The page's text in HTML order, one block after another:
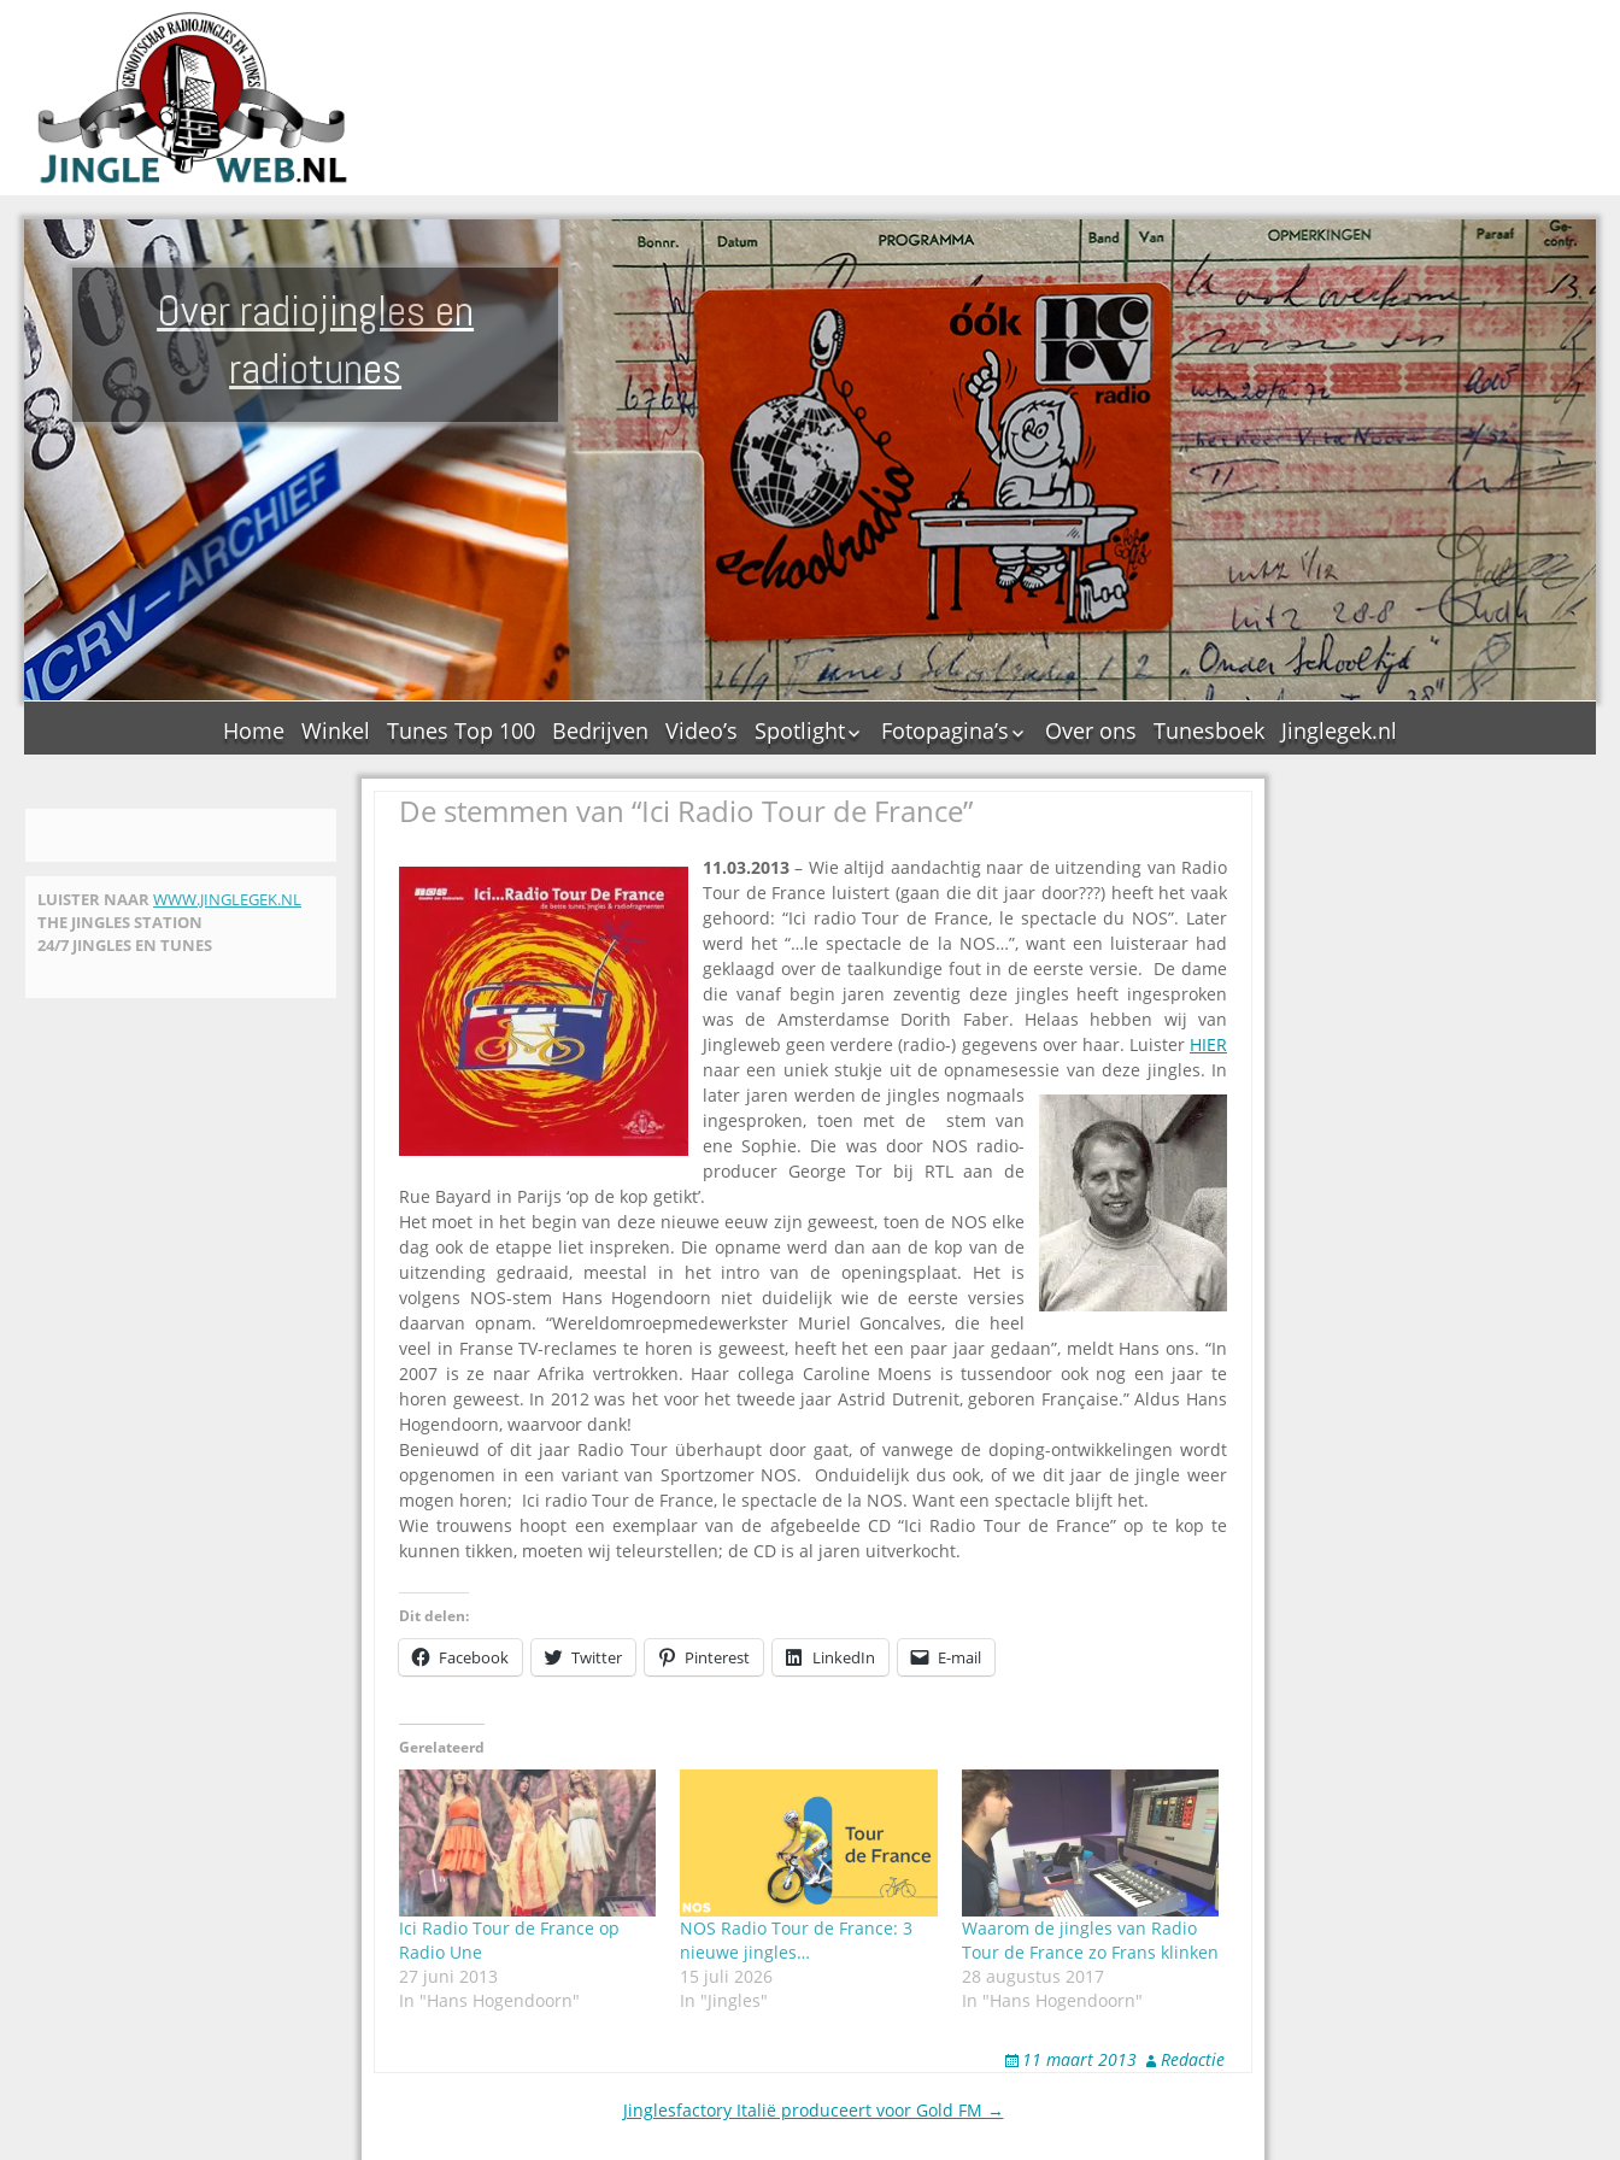
Over radiojingles en
radiotunes
Home Winkel Tunes Top 100 Bedrijven Video’s
Spotlight
De Tourflitsjingle –
wie zijn de makers?
Jingledemo’s en hun
Dallas jingle city
De Tourtune
Ferry Maat 65
Ferry Maat interview
Jingle Awards
Jingle NIEUW
Omroepbanden
Stoomfluit Klaas
Vaak
Uitvinding
jinglecassette
Fotopagina’s
JAM in pictures
PAMS in pictures
Pepper & Tanner in
pictures
Top Format in
pictures
Dik Voormekaar in
foto’s
Over ons Tunesboek Jinglegek.nl
LUISTER NAAR WWW.JINGLEGEK.NL
THE JINGLES STATION
24/7 JINGLES EN TUNES
De stemmen van “Ici Radio Tour de France”
11.03.2013 – Wie altijd aandachtig naar de uitzending van Radio
Tour de France luistert (gaan die dit jaar door???) heeft het vaak
gehoord: “Ici radio Tour de France, le spectacle du NOS”. Later
werd het “…le spectacle de la NOS…”, want een luisteraar had
geklaagd over de taalkundige fout in de eerste versie. De dame
die vanaf begin jaren zeventig deze jingles heeft ingesproken
was de Amsterdamse Dorith Faber. Helaas hebben wij van
Jingleweb geen verdere (radio-) gegevens over haar. Luister HIER
naar een uniek stukje uit de opnamesessie van deze jingles. In
later jaren werden de jingles nogmaals
ingesproken, toen met de stem van
ene Sophie. Die was door NOS radio-
producer George Tor bij RTL aan de
Rue Bayard in Parijs ‘op de kop getikt’.
Het moet in het begin van deze nieuwe eeuw zijn geweest, toen de NOS elke
dag ook de etappe liet inspreken. Die opname werd dan aan de kop van de
uitzending gedraaid, meestal in het intro van de openingsplaat. Het is
volgens NOS-stem Hans Hogendoorn niet duidelijk wie de eerste versies
daarvan opnam. “Wereldomroepmedewerkster Muriel Goncalves, die heel
veel in Franse TV-reclames te horen is geweest, heeft het een paar jaar gedaan”, meldt Hans ons. “In
2007 is ze naar Afrika vertrokken. Haar collega Caroline Moens is tussendoor ook nog een jaar te
horen geweest. In 2012 was het voor het tweede jaar Astrid Dutrenit, geboren Française.” Aldus Hans
Hogendoorn, waarvoor dank!
Benieuwd of dit jaar Radio Tour überhaupt door gaat, of vanwege de doping-ontwikkelingen wordt
opgenomen in een variant van Sportzomer NOS. Onduidelijk dus ook, of we dit jaar de jingle weer
mogen horen; Ici radio Tour de France, le spectacle de la NOS. Want een spectacle blijft het.
Wie trouwens hoopt een exemplaar van de afgebeelde CD “Ici Radio Tour de France” op te kop te
kunnen tikken, moeten wij teleurstellen; de CD is al jaren uitverkocht.
Dit delen:
Facebook Twitter Pinterest LinkedIn E-mail
Gerelateerd
Ici Radio Tour de France op
Radio Une
27 juni 2013
In "Hans Hogendoorn"
NOS Radio Tour de France: 3
nieuwe jingles…
15 juli 2026
In "Jingles"
Waarom de jingles van Radio
Tour de France zo Frans klinken
28 augustus 2017
In "Hans Hogendoorn"
11 maart 2013 Redactie
Jinglesfactory Italië produceert voor Gold FM →